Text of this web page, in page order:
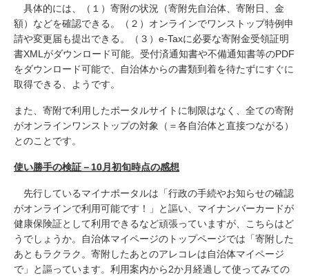
具体的には、（１）寄附の状況（寄附先自治体、寄附日、金
額）などを確認できる。（２）オンラインでワンストップ特例申
請や変更届も提出できる。（３）e-Taxに必要な寄附金受領証明
書XMLがダウンロード可能。受付済通知書や不備通知書等のPDF
をダウンロード可能で、自治体からの書類到着を待たずにすぐに
取得できる、ようです。
また、寄附で利用したポータルサイトに制限はなく、全ての寄附
がオンラインワンストップの対象（＝各自治体と直接つながる）
とのことです。
使い勝手の検証－10月初旬時点の感想
先行しているマイナポータルは「行政の手続やお知らせの確認
がオンラインで利用可能です！」と謳い、マイナンバーカードが
健康保険証として利用できるなど頑張っていますが、こちらはど
うでしょうか。自治体マイページのトップページでは「寄附した
あともラクラク。寄附したあとのアレコレは自治体マイページ
で」と謳っています。利用案内から2か月経過して使ってみての